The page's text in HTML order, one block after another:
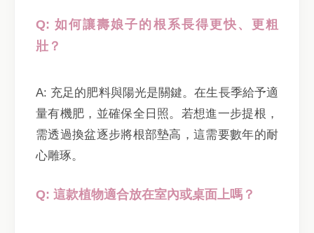
Q: 如何讓壽娘子的根系長得更快、更粗
壯？
A: 充足的肥料與陽光是關鍵。在生長季給予適
量有機肥，並確保全日照。若想進一步提根，
需透過換盆逐步將根部墊高，這需要數年的耐
心雕琢。
Q: 這款植物適合放在室內或桌面上嗎？